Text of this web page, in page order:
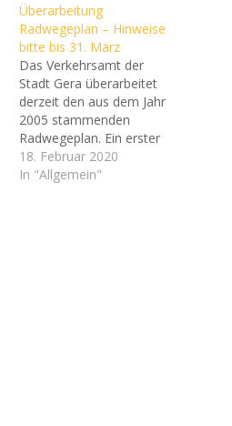
Überarbeitung
Radwegeplan – Hinweise
bitte bis 31. März
Das Verkehrsamt der
Stadt Gera überarbeitet
derzeit den aus dem Jahr
2005 stammenden
Radwegeplan. Ein erster
Entwurf eines
Maßnahmenkataloges
18. Februar 2020
In "Allgemein"